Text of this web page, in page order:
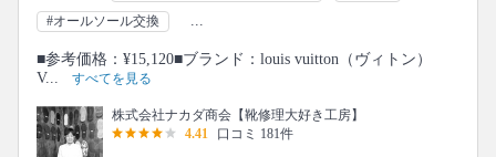
#オールソール交換
...
■参考価格：¥15,120■ブランド：louis vuitton（ヴィトン）
V...
すべてを見る
株式会社ナカダ商会【靴修理大好き工房】
4.41
口コミ 181件